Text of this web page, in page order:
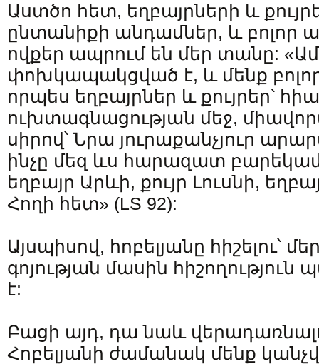
Աստծո հետ, եղբայրների և
ընտանիքի անդամներ, և բոլոր
ովքեր ապրում են մեր տանը:
փոխկապակցված է, և մենք
որպես եղբայրներ և քույրեր՝
ուխտագնացության մեջ,
սիրով՝ Նրա յուրաքանչյուր
ինչը մեզ ևս հարազատ
եղբայր Արևի, քույր Լուսնի,
Հողի հետ» (LS 92):
Այսպիսով, հոբելյանը
գոյության մասին
է:
Բացի այդ, դա նաև
Հոբելյանի ժամանակ մենք